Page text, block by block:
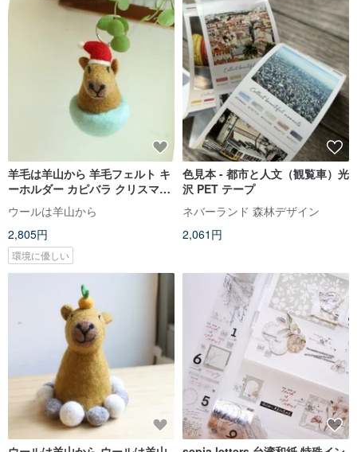
羊毛は羊山から 羊毛フェルト キ
ーホルダー カピバラ クリスマス
プレゼント クリスマスギフト
ウールは羊山から
2,805円
環境に優しい
色見本 - 都市と人文（観覧車）光
沢 PET テープ
ネバーランド 森林デザイン
2,061円